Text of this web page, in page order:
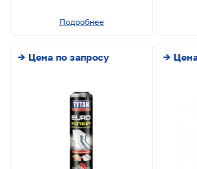
Подробнее
→ Цена по запросу →